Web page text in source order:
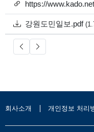
링크
첨부
강원도민일보.pdf
회사소개 개인정보 처리